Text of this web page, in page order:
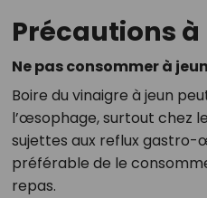
Précautions
Ne pas consommer à
Boire du vinaigre à jeun
l’œsophage, surtout chez
sujettes aux reflux gastro-
préférable de le
repas.